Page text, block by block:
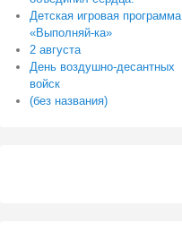
Детская игровая программа
«Выполняй-ка»
2 августа
День воздушно-десантных
войск
(без названия)